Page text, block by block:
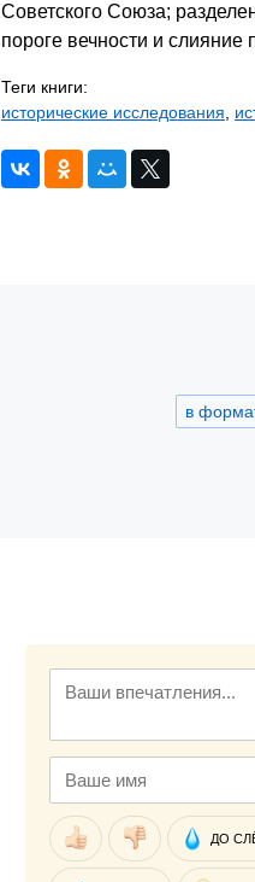
Советского Союза;
пороге вечности и
Теги книги:
исторические исследования
в
ДО